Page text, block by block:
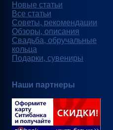
Новые статьи
Все статьи
Советы, рекомендации
Обзоры, описания
Свадьба, обручальные
кольца
Подарки, сувениры
Наши партнеры